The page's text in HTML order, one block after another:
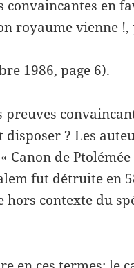
convaincantes en
royaume vienne !,
1986, page 6).
preuves
? Les
de Ptolémée
fut détruite en
contexte du